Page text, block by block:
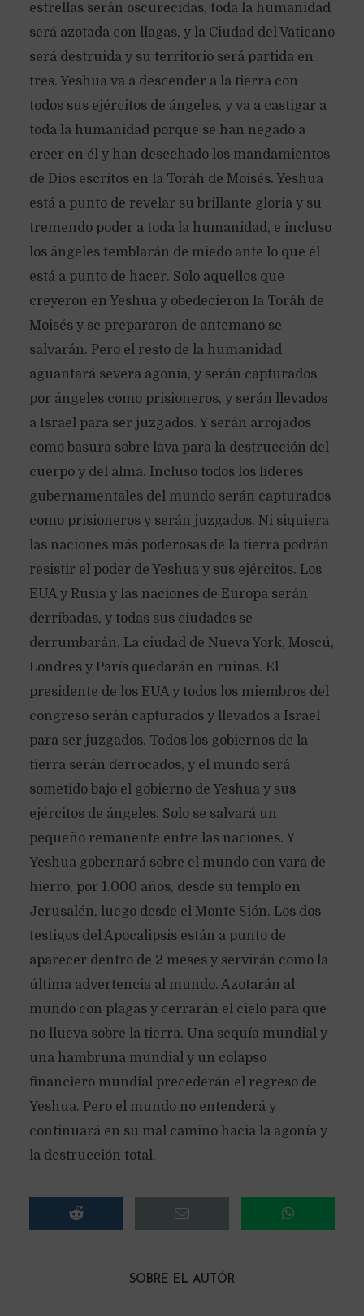
estrellas serán oscurecidas, toda la humanidad
será azotada con llagas, y la Ciudad del Vaticano
será destruida y su territorio será partida en
tres. Yeshua va a descender a la tierra con
todos sus ejércitos de ángeles, y va a castigar a
toda la humanidad porque se han negado a
creer en él y han desechado los mandamientos
de Dios escritos en la Toráh de Moisés. Yeshua
está a punto de revelar su brillante gloria y su
tremendo poder a toda la humanidad, e incluso
los ángeles temblarán de miedo ante lo que él
está a punto de hacer. Solo aquellos que
creyeron en Yeshua y obedecieron la Toráh de
Moisés y se prepararon de antemano se
salvarán. Pero el resto de la humanidad
aguantará severa agonía, y serán capturados
por ángeles como prisioneros, y serán llevados
a Israel para ser juzgados. Y serán arrojados
como basura sobre lava para la destrucción del
cuerpo y del alma. Incluso todos los líderes
gubernamentales del mundo serán capturados
como prisioneros y serán juzgados. Ni siquiera
las naciones más poderosas de la tierra podrán
resistir el poder de Yeshua y sus ejércitos. Los
EUA y Rusia y las naciones de Europa serán
derribadas, y todas sus ciudades se
derrumbarán. La ciudad de Nueva York, Moscú,
Londres y París quedarán en ruinas. El
presidente de los EUA y todos los miembros del
congreso serán capturados y llevados a Israel
para ser juzgados. Todos los gobiernos de la
tierra serán derrocados, y el mundo será
sometido bajo el gobierno de Yeshua y sus
ejércitos de ángeles. Solo se salvará un
pequeño remanente entre las naciones. Y
Yeshua gobernará sobre el mundo con vara de
hierro, por 1.000 años, desde su templo en
Jerusalén, luego desde el Monte Sión. Los dos
testigos del Apocalipsis están a punto de
aparecer dentro de 2 meses y servirán como la
última advertencia al mundo. Azotarán al
mundo con plagas y cerrarán el cielo para que
no llueva sobre la tierra. Una sequía mundial y
una hambruna mundial y un colapso
financiero mundial precederán el regreso de
Yeshua. Pero el mundo no entenderá y
continuará en su mal camino hacia la agonía y
la destrucción total.
SOBRE EL AUTÓR